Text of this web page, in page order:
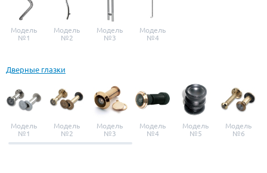
Модель
№1
Модель
№2
Модель
№3
Модель
№4
Дверные глазки
Модель
№1
Модель
№2
Модель
№3
Модель
№4
Модель
№5
Модель
№6